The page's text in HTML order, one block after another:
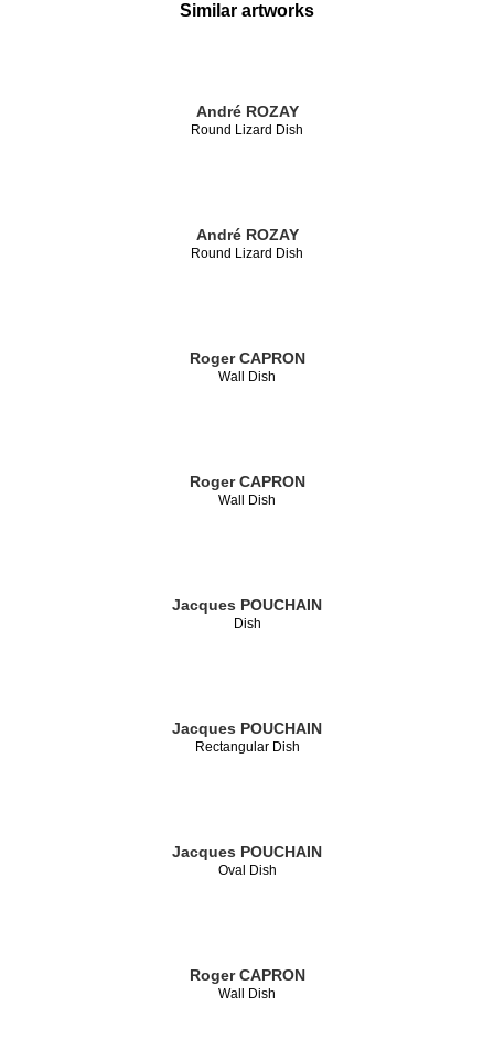
Similar artworks
André ROZAY
Round Lizard Dish
André ROZAY
Round Lizard Dish
Roger CAPRON
Wall Dish
Roger CAPRON
Wall Dish
Jacques POUCHAIN
Dish
Jacques POUCHAIN
Rectangular Dish
Jacques POUCHAIN
Oval Dish
Roger CAPRON
Wall Dish